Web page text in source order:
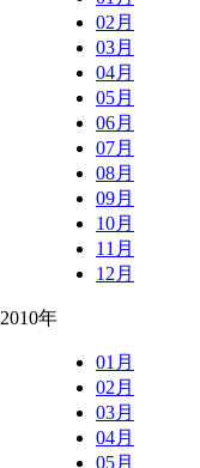
02月
03月
04月
05月
06月
07月
08月
09月
10月
11月
12月
2010年
01月
02月
03月
04月
05月